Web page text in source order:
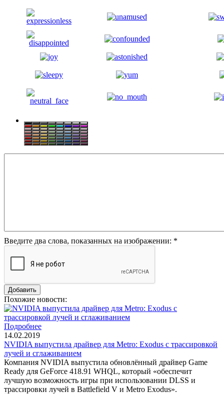
Введите два слова, показанных на изображении: *
Похожие новости:
Подробнее
14.02.2019
NVIDIA выпустила драйвер для Metro: Exodus с трассировкой
лучей и сглаживанием
Компания NVIDIA выпустила обновлённый драйвер Game
Ready для GeForce 418.91 WHQL, который «обеспечит
лучшую возможность игры при использовании DLSS и
трассировки лучей в Battlefield V и Metro Exodus».